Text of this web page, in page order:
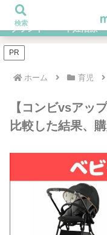
ブランド 不妊治療
PR
ホーム 育児
【コンビvsアッ
比較した結果、
検索